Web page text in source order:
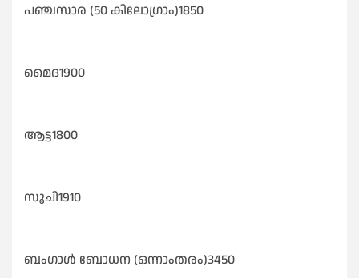
പഞ്ചസാര (50 കിലോഗ്രാം)1850
മൈദ1900
ആട്ട1800
സൂചി1910
ബംഗാൾ ബോധന (ഒന്നാംതരം)3450